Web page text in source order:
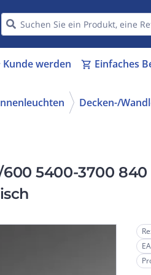
Kunde werden shopping_cart Einfaches
Decken-/
Diffusor